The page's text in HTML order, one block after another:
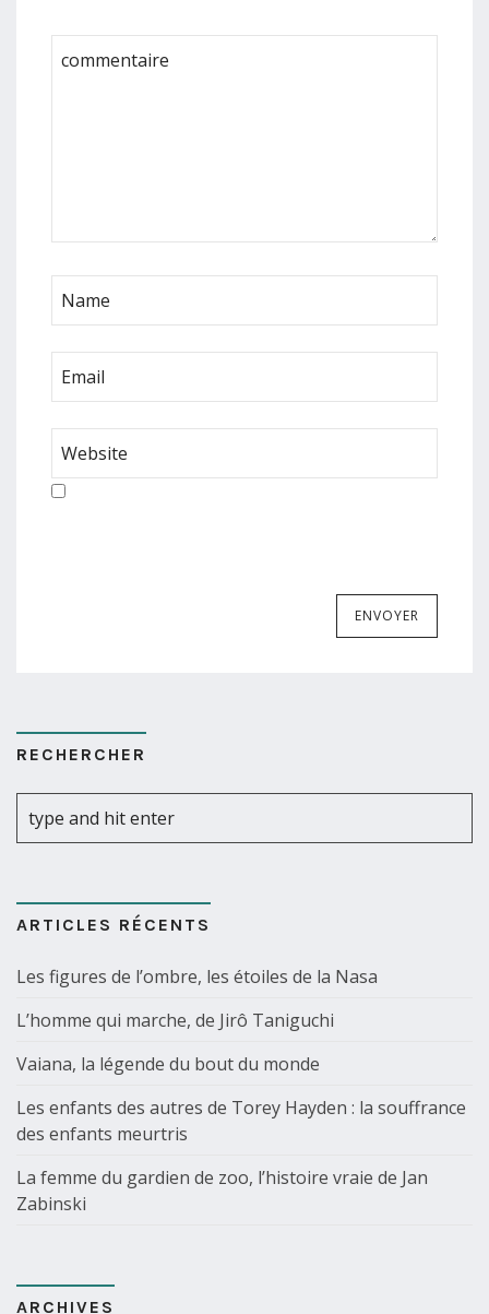
RECHERCHER
ARTICLES RÉCENTS
Les figures de l’ombre, les étoiles de la Nasa
L’homme qui marche, de Jirô Taniguchi
Vaiana, la légende du bout du monde
Les enfants des autres de Torey Hayden : la souffrance
des enfants meurtris
La femme du gardien de zoo, l’histoire vraie de Jan
Zabinski
ARCHIVES